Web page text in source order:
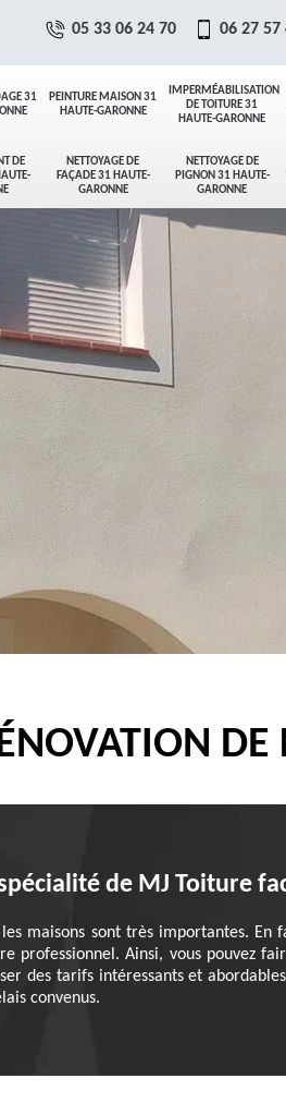
31
PEINTURE MAISON 31
HAUTE-GARONNE
IMPERMÉABILISATION
DE TOITURE 31
HAUTE-GARONNE
DE
NETTOYAGE DE
FAÇADE 31 HAUTE-
GARONNE
NETTOYAGE DE
PIGNON 31 HAUTE-
GARONNE
05 33 06 24 70 06 27 57
de MJ Toiture
maisons sont très importantes.
professionnel. Ainsi, vous pouvez
des tarifs intéressants et
convenus.